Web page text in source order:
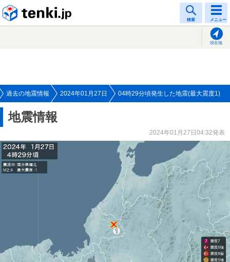
検索 メニュー
現在地
過去の地震情報 2024年01月27日 04時29分頃発生した地震(最大震度1)
地震情報
2024年01月27日04:32発表